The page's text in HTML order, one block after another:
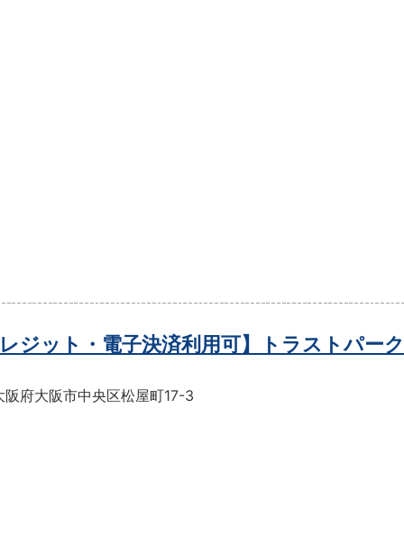
レジット・電子決済利用可】トラストパー
阪府大阪市中央区松屋町17-3